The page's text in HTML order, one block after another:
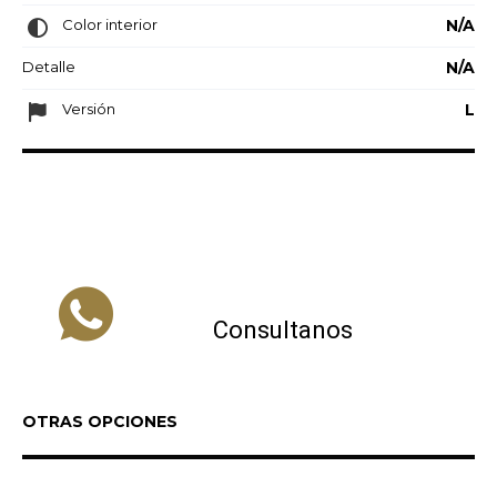
Color interior N/A
Detalle N/A
Versión L
Consultanos
OTRAS OPCIONES